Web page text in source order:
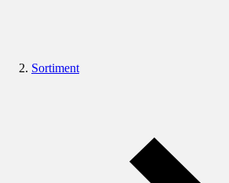
Sortiment